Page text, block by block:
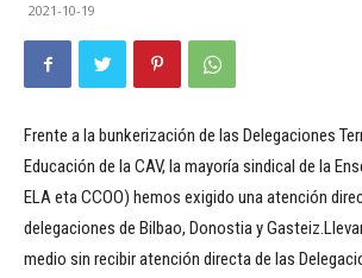
2021-10-19
Frente a la bunkerización de las Delegaciones
Educación de la CAV, la mayoría sindical de la
ELA eta CCOO) hemos exigido una atención
delegaciones de Bilbao, Donostia y
medio sin recibir atención directa de las